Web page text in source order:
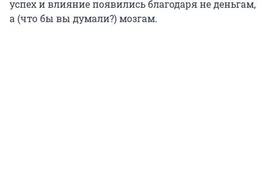
успех и влияние появились благодаря не деньгам,
а (что бы вы думали?) мозгам.